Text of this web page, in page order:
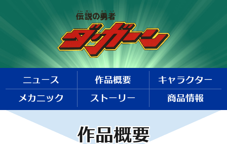
ニュース 作品概要
キャラクター
メカニック
ストーリー 商品情報
作品概要